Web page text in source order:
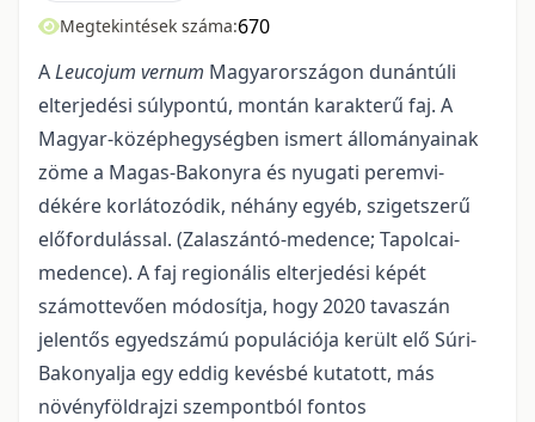
Megtekintések száma:670
ALeucojum vernum Magyarországon dunántúli
elterjedési súlypontú, montán karakte­rű faj. A
Magyar-középhegységben ismert állományainak
zöme a Magas-Bakonyra és nyugati peremvi­
dékére korlátozódik, néhány egyéb, szigetszerű
előfordulással. (Zalaszántó-medence; Tapolcai-
medence). A faj regionális elterjedési képét
számottevően módosítja, hogy 2020 tavaszán
jelentős egyedszámú populációja került elő Súri-
Bakonyalja egy eddig kevésbé kutatott, más
növényföldrajzi szempontból fontos